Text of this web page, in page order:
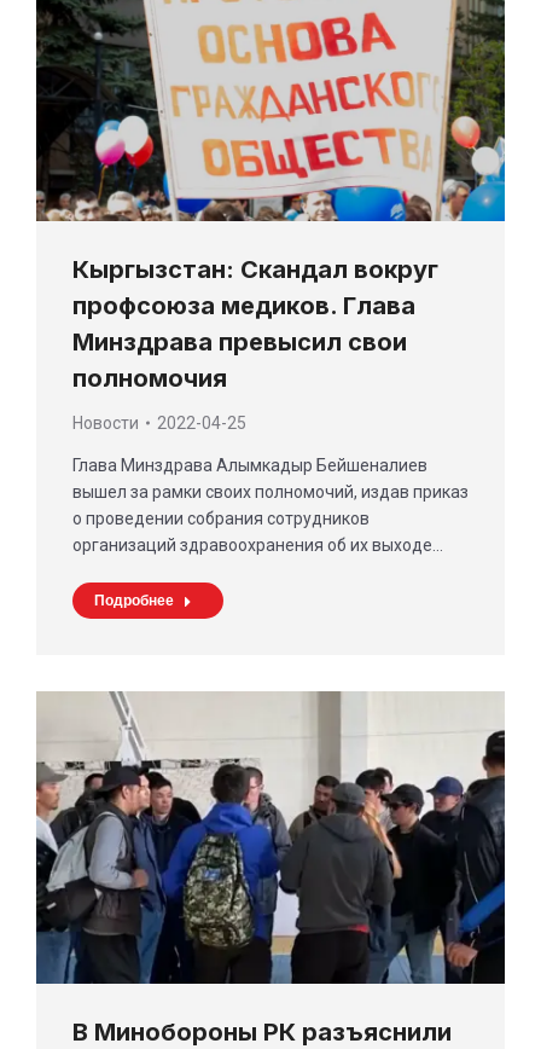
Кыргызстан: Скандал вокруг
профсоюза медиков. Глава
Минздрава превысил свои
полномочия
Новости 2022-04-25
Глава Минздрава Алымкадыр Бейшеналиев
вышел за рамки своих полномочий, издав приказ
о проведении собрания сотрудников
организаций здравоохранения об их выходе…
Подробнее
В Минобороны РК разъяснили